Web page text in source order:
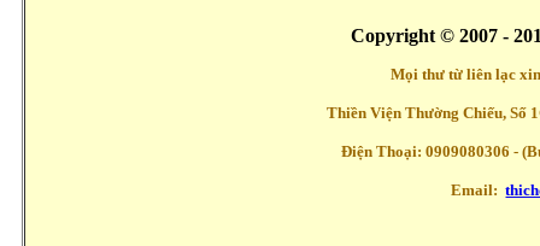
Copyright © 2007 -
Mọi thư từ liên lạc
Thiền Viện Thường Chiếu, Số
Điện Thoại: 0909080306 -
Email: